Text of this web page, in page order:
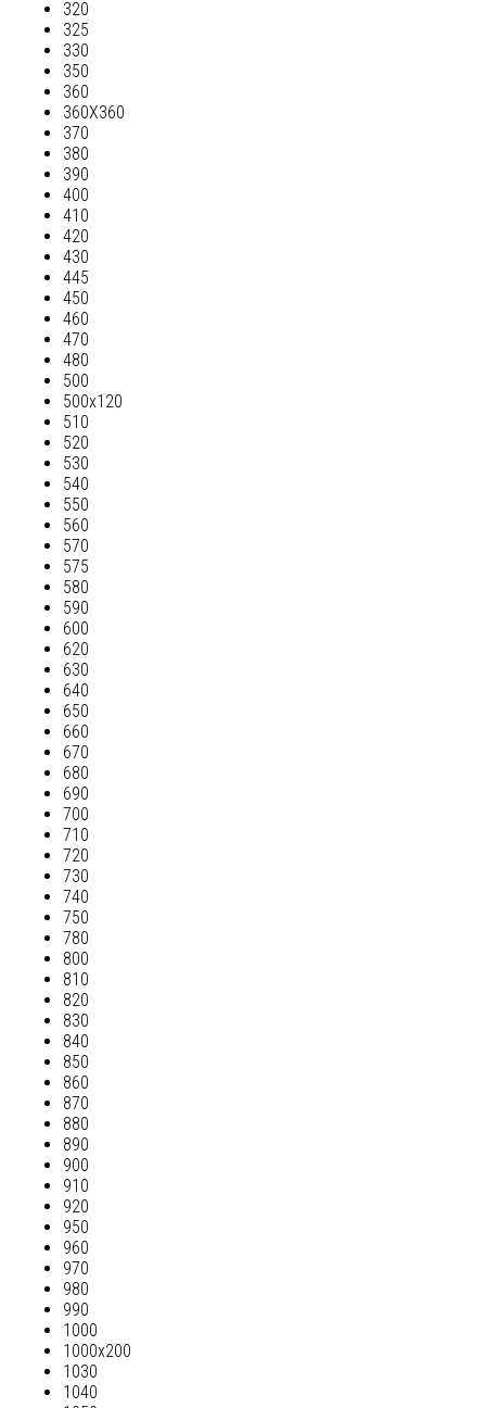
320
325
330
350
360
360Х360
370
380
390
400
410
420
430
445
450
460
470
480
500
500х120
510
520
530
540
550
560
570
575
580
590
600
620
630
640
650
660
670
680
690
700
710
720
730
740
750
780
800
810
820
830
840
850
860
870
880
890
900
910
920
950
960
970
980
990
1000
1000х200
1030
1040